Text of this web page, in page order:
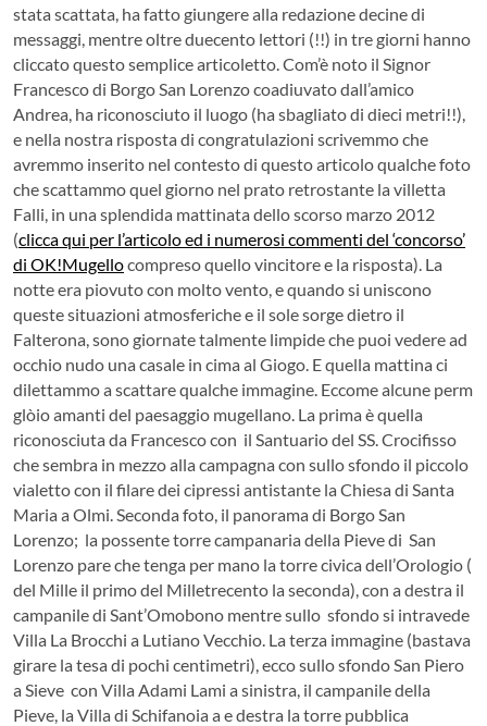
stata scattata, ha fatto giungere alla redazione decine di
messaggi, mentre oltre duecento lettori (!!) in tre giorni hanno
cliccato questo semplice articoletto. Com’è noto il Signor
Francesco di Borgo San Lorenzo coadiuvato dall’amico
Andrea, ha riconosciuto il luogo (ha sbagliato di dieci metri!!),
e nella nostra risposta di congratulazioni scrivemmo che
avremmo inserito nel contesto di questo articolo qualche foto
che scattammo quel giorno nel prato retrostante la villetta
Falli, in una splendida mattinata dello scorso marzo 2012
(clicca qui per l’articolo ed i numerosi commenti del ‘concorso’
di OK!Mugellocompreso quello vincitore e la risposta). La
notte era piovuto con molto vento, e quando si uniscono
queste situazioni atmosferiche e il sole sorge dietro il
Falterona, sono giornate talmente limpide che puoi vedere ad
occhio nudo una casale in cima al Giogo. E quella mattina ci
dilettammo a scattare qualche immagine. Eccome alcune perm
glòio amanti del paesaggio mugellano. La prima è quella
riconosciuta da Francesco con il Santuario del SS. Crocifisso
che sembra in mezzo alla campagna con sullo sfondo il piccolo
vialetto con il filare dei cipressi antistante la Chiesa di Santa
Maria a Olmi. Seconda foto, il panorama di Borgo San
Lorenzo; la possente torre campanaria della Pieve di San
Lorenzo pare che tenga per mano la torre civica dell’Orologio (
del Mille il primo del Milletrecento la seconda), con a destra il
campanile di Sant’Omobono mentre sullo sfondo si intravede
Villa La Brocchi a Lutiano Vecchio. La terza immagine (bastava
girare la tesa di pochi centimetri), ecco sullo sfondo San Piero
a Sieve con Villa Adami Lami a sinistra, il campanile della
Pieve, la Villa di Schifanoia a e destra la torre pubblica